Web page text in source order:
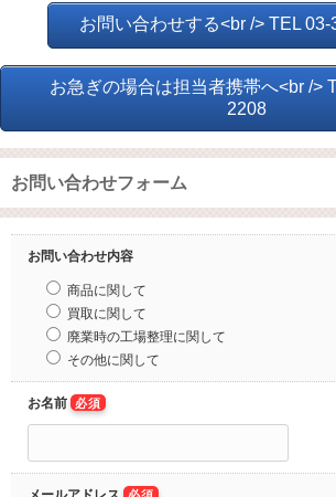
お問い合わせする<br /> TEL 03-
お急ぎの場合は担当者携帯へ<br />
2208
お問い合わせフォーム
お問い合わせ内容
商品に関して
買取に関して
廃業時の工場整理に関して
その他に関して
お名前 必須